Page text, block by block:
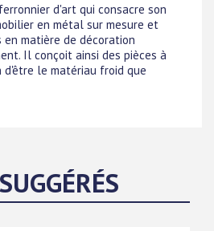
d'art qui consacre son
en métal sur mesure et
en matière de décoration
Il conçoit ainsi des pièces à
le matériau froid que
SUGGÉRÉS